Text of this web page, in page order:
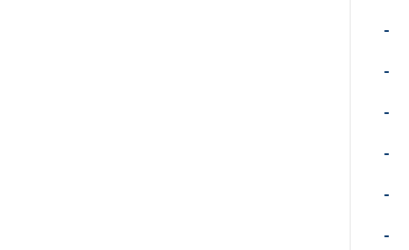
-
-
-
-
-
-